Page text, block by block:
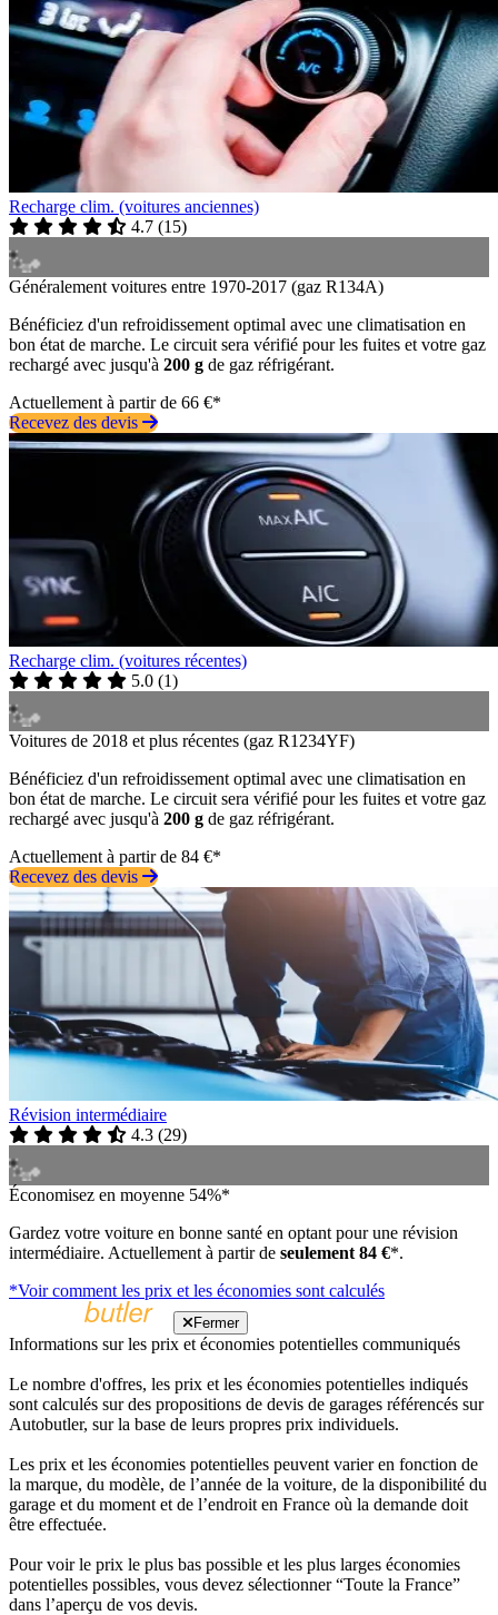
Recharge clim. (voitures anciennes)
4.7 (15)
Généralement voitures entre 1970-2017 (gaz R134A)
Bénéficiez d'un refroidissement optimal avec une climatisation en
bon état de marche. Le circuit sera vérifié pour les fuites et votre gaz
rechargé avec jusqu'à 200 g de gaz réfrigérant.
Actuellement à partir de 66 €*
Recevez des devis
Recharge clim. (voitures récentes)
5.0 (1)
Voitures de 2018 et plus récentes (gaz R1234YF)
Bénéficiez d'un refroidissement optimal avec une climatisation en
bon état de marche. Le circuit sera vérifié pour les fuites et votre gaz
rechargé avec jusqu'à 200 g de gaz réfrigérant.
Actuellement à partir de 84 €*
Recevez des devis
Révision intermédiaire
4.3 (29)
Économisez en moyenne 54%*
Gardez votre voiture en bonne santé en optant pour une révision
intermédiaire. Actuellement à partir de seulement 84 €*.
*Voir comment les prix et les économies sont calculés
Fermer
Informations sur les prix et économies potentielles communiqués
Le nombre d'offres, les prix et les économies potentielles indiqués
sont calculés sur des propositions de devis de garages référencés sur
Autobutler, sur la base de leurs propres prix individuels.
Les prix et les économies potentielles peuvent varier en fonction de
la marque, du modèle, de l’année de la voiture, de la disponibilité du
garage et du moment et de l’endroit en France où la demande doit
être effectuée.
Pour voir le prix le plus bas possible et les plus larges économies
potentielles possibles, vous devez sélectionner “Toute la France”
dans l’aperçu de vos devis.